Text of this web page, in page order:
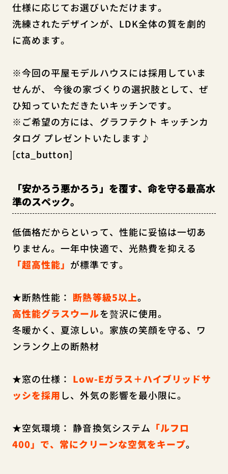
仕様に応じてお選びいただけます。
洗練されたデザインが、LDK全体の質を劇的
に高めます。
※今回の平屋モデルハウスには採用していま
せんが、 今後の家づくりの選択肢として、ぜ
ひ知っていただきたいキッチンです。
※ご希望の方には、グラフテクト キッチンカ
タログ プレゼントいたします♪
[cta_button]
「安かろう悪かろう」を覆す、命を守る最高水
準のスペック。
低価格だからといって、性能に妥協は一切あ
りません。一年中快適で、光熱費を抑える
「超高性能」 が標準です。
★断熱性能： 断熱等級5以上。
高性能グラスウールを贅沢に使用。
冬暖かく、夏涼しい。家族の笑顔を守る、ワ
ンランク上の断熱材
★窓の仕様： Low-Eガラス＋ハイブリッドサ
ッシを採用 し、外気の影響を最小限に。
★空気環境： 静音換気システム 「ルフロ
400」で、常にクリーンな空気をキープ。